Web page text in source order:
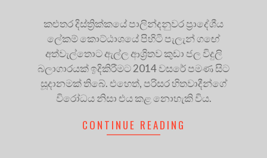
කළුතර දිස්ත්‍රික්කයේ පාලින්දනුවර ප්‍රාදේශීය
ලේකම් කොට්ඨාශයේ පිහිටි පැලැන් ගඟේ
අත්වැල්තොට ඇල්ල ආශ්‍රිතව කුඩා ජල විදුලි
බලාගාරයක් ඉදිකිරීමට 2014 වසරේ පමණ සිට
සූදානමක් තිබේ. එහෙත්, පරිසර හිතවාදීන්ගේ
විරෝධය නිසා එය කළ නොහැකි විය.
CONTINUE READING